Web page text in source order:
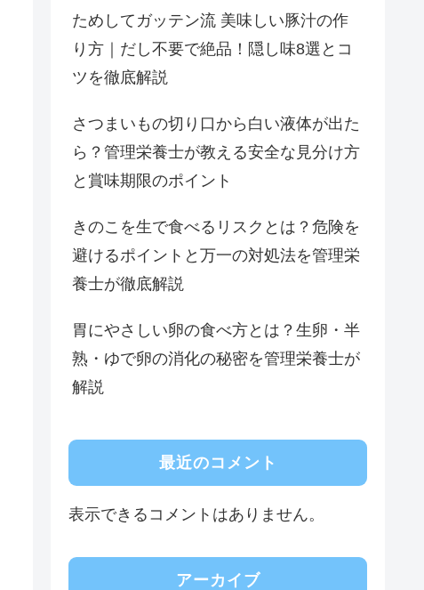
ためしてガッテン流 美味しい豚汁の作
り方｜だし不要で絶品！隠し味8選とコ
ツを徹底解説
さつまいもの切り口から白い液体が出た
ら？管理栄養士が教える安全な見分け方
と賞味期限のポイント
きのこを生で食べるリスクとは？危険を
避けるポイントと万一の対処法を管理栄
養士が徹底解説
胃にやさしい卵の食べ方とは？生卵・半
熟・ゆで卵の消化の秘密を管理栄養士が
解説
最近のコメント
表示できるコメントはありません。
アーカイブ